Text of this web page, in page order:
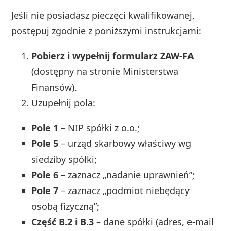
Jeśli nie posiadasz pieczęci kwalifikowanej,
postępuj zgodnie z poniższymi instrukcjami:
Pobierz i wypełnij formularz ZAW-FA
(dostępny na stronie Ministerstwa
Finansów).
Uzupełnij pola:
Pole 1 – NIP spółki z o.o.;
Pole 5 – urząd skarbowy właściwy wg
siedziby spółki;
Pole 6 – zaznacz „nadanie uprawnień”;
Pole 7 – zaznacz „podmiot niebędący
osobą fizyczną”;
Część B.2 i B.3 – dane spółki (adres, e-mail